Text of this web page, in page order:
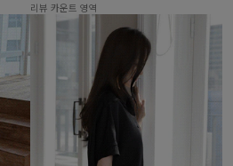
리뷰 카운트 영역